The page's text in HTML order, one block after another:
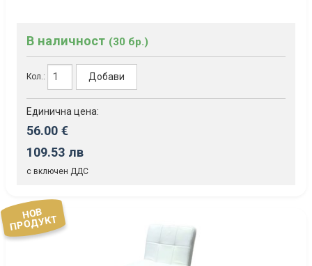
В наличност (30 бр.)
Кол.: Добави
Единична цена:
56.00 €
109.53 лв
с включен ДДС
НОВ
ПРОДУКТ